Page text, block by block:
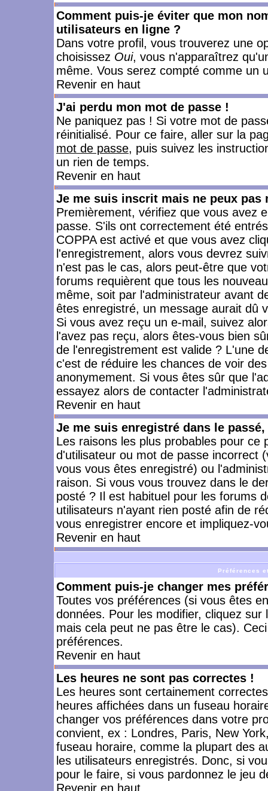
Comment puis-je éviter que mon
utilisateurs en ligne ?
Dans votre profil, vous trouverez une
choisissez Oui, vous n'apparaîtrez
même. Vous serez compté comme un
Revenir en haut
J'ai perdu mon mot de passe !
Ne paniquez pas ! Si votre mot de
réinitialisé. Pour ce faire, aller sur la
mot de passe, puis suivez les
un rien de temps.
Revenir en haut
Je me suis inscrit mais ne peux pas
Premièrement, vérifiez que vous avez
passe. S'ils ont correctement été
COPPA est activé et que vous avez
l'enregistrement, alors vous devrez
n'est pas le cas, alors peut-être que
forums requièrent que tous les
même, soit par l'administrateur avant
êtes enregistré, un message aurait dû
Si vous avez reçu un e-mail, suivez
l'avez pas reçu, alors êtes-vous bien
de l'enregistrement est valide ? L'une
c'est de réduire les chances de voir
anonymement. Si vous êtes sûr que
essayez alors de contacter
Revenir en haut
Je me suis enregistré dans le
Les raisons les plus probables pour
d'utilisateur ou mot de passe incorrect
vous vous êtes enregistré) ou
raison. Si vous vous trouvez dans le
posté ? Il est habituel pour les forums
utilisateurs n'ayant rien posté afin de
vous enregistrer encore et impliquez-
Revenir en haut
Préférences
Comment puis-je changer mes
Toutes vos préférences (si vous êtes
données. Pour les modifier, cliquez sur
mais cela peut ne pas être le cas).
préférences.
Revenir en haut
Les heures ne sont pas correctes !
Les heures sont certainement
heures affichées dans un fuseau
changer vos préférences dans votre
convient, ex : Londres, Paris, New
fuseau horaire, comme la plupart des
les utilisateurs enregistrés. Donc, si
pour le faire, si vous pardonnez le jeu
Revenir en haut